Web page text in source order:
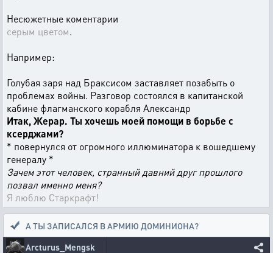
Несюжетные коментарии
серым цветом.
Например:
Голубая заря над Браксисом заставляет позабыть о
проблемах войны. Разговор состоялся в капитанской
кабине флагманского корабля Александр
Итак, Жерар. Ты хочешь моей помощи в борьбе с
ксерджами?
* повернулся от огромного иллюминатора к вошедшему
генералу *
Зачем этот человек, странный давний друг прошлого
позвал именно меня?
Я люблю Старкрафт!
А ТЫ ЗАПИСАЛСЯ В АРМИЮ ДОМИНИОНА?
Arcturus_Mengsk